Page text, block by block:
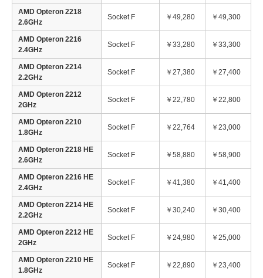
AMD Opteron 2218
2.6GHz
Socket F ￥49,280 ￥49,300
AMD Opteron 2216
2.4GHz
Socket F ￥33,280 ￥33,300
AMD Opteron 2214
2.2GHz
Socket F ￥27,380 ￥27,400
AMD Opteron 2212
2GHz
Socket F ￥22,780 ￥22,800
AMD Opteron 2210
1.8GHz
Socket F ￥22,764 ￥23,000
AMD Opteron 2218 HE
2.6GHz
Socket F ￥58,880 ￥58,900
AMD Opteron 2216 HE
2.4GHz
Socket F ￥41,380 ￥41,400
AMD Opteron 2214 HE
2.2GHz
Socket F ￥30,240 ￥30,400
AMD Opteron 2212 HE
2GHz
Socket F ￥24,980 ￥25,000
AMD Opteron 2210 HE
1.8GHz
Socket F ￥22,890 ￥23,400